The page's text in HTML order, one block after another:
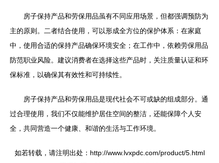
房子保持产品和劳保用品虽有不同应用场景，但都强调预防为
主的原则。二者结合使用，可以形成全方位的保护体系：在家庭
中，使用合适的保持产品确保环境安全；在工作中，依赖劳保用品
防范职业风险。建议消费者在选择这些产品时，关注质量认证和环
保标准，以确保其有效性和可持续性。
房子保持产品和劳保用品是现代社会不可或缺的组成部分。通
过合理使用，我们不仅能维护居住空间的整洁，还能保障个人安
全，共同营造一个健康、和谐的生活与工作环境。
如若转载，请注明出处：http://www.lvxpdc.com/product/5.html